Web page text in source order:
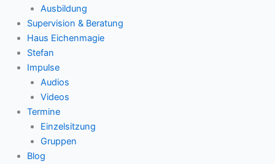
Ausbildung
Supervision & Beratung
Haus Eichenmagie
Stefan
Impulse
Audios
Videos
Termine
Einzelsitzung
Gruppen
Blog